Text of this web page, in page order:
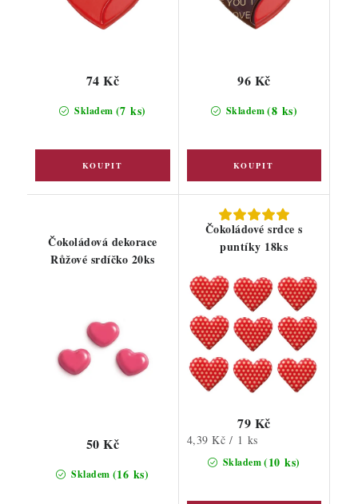
Skladem (7 ks)
74 Kč
Skladem(8 ks)
96 Kč
Čokoládová dekorace
Růžové srdíčko 20ks
Skladem (16 ks)
50 Kč
Čokoládové srdce s
puntíky 18ks
Skladem(10 ks)
79 Kč
Měrná
cena:
4,39 Kč / 1 ks